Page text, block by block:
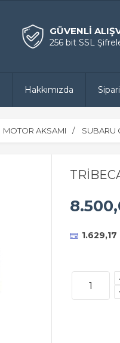
GÜVENLİ
256 bit SSL
Hakkımızda
MOTOR AKSAMI SUBARU
1.629,17